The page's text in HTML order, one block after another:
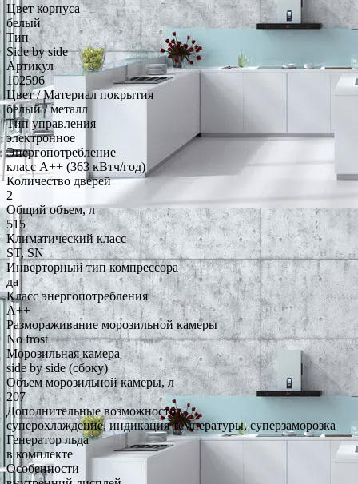
Цвет корпуса
белый
Тип
Side by side
Артикул
102596
Цвет / Материал покрытия
белый / металл
Тип управления
электронное
Энергопотребление
класс A++ (363 кВтч/год)
Количество дверей
2
Общий объем, л
515
Климатический класс
ST, SN
Инверторный тип компрессора
да
Класс энергопотребления
A++
Размораживание морозильной камеры
No frost
Морозильная камера
side by side (сбоку)
Объем морозильной камеры, л
207
Дополнительные возможности
суперохлаждение, индикация температуры, суперзаморозка
Генератор льда
в комплекте
Особенности